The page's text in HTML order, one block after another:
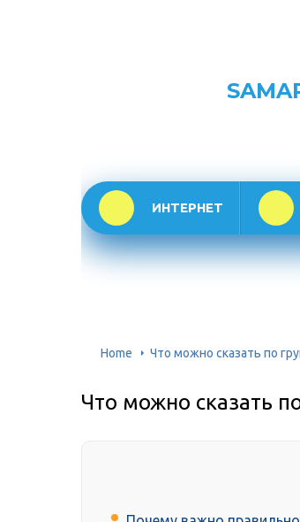
ИНТЕРНЕТ
Home Что можно сказать по
Что можно сказать